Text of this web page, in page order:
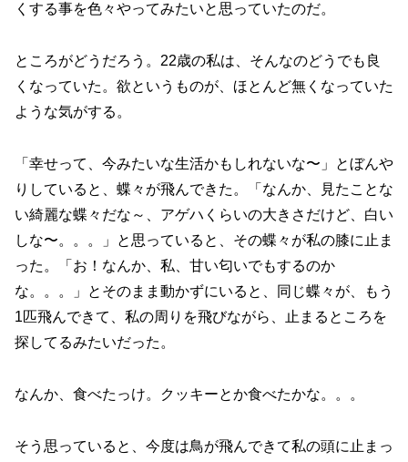
くする事を色々やってみたいと思っていたのだ。
ところがどうだろう。22歳の私は、そんなのどうでも良
くなっていた。欲というものが、ほとんど無くなっていた
ような気がする。
「幸せって、今みたいな生活かもしれないな〜」とぼんや
りしていると、蝶々が飛んできた。「なんか、見たことな
い綺麗な蝶々だな～、アゲハくらいの大きさだけど、白い
しな〜。。。」と思っていると、その蝶々が私の膝に止ま
った。「お！なんか、私、甘い匂いでもするのか
な。。。」とそのまま動かずにいると、同じ蝶々が、もう
1匹飛んできて、私の周りを飛びながら、止まるところを
探してるみたいだった。
なんか、食べたっけ。クッキーとか食べたかな。。。
そう思っていると、今度は鳥が飛んできて私の頭に止まっ